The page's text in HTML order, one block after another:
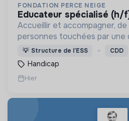
FONDATION PERCE NEIGE
educateur spécialisé (h/
Accueillir et accompagner,
personnes touchées par une
un handicap physique ou
💡 Structure de l’ESS CDD
Handicap
Hier